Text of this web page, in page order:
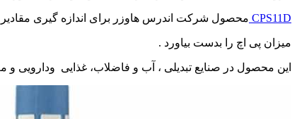
CPS11D محصول شرکت اندرس هاوزر برای اندازه گیری مقادیر
میزان پی اچ را بدست بیاورد .
این محصول در صنایع تبدیلی ، آب و فاضلاب، غذایی ودارویی و